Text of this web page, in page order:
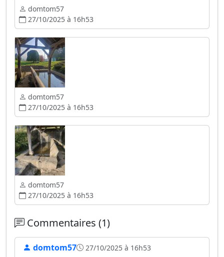
domtom57
27/10/2025 à 16h53
domtom57
27/10/2025 à 16h53
domtom57
27/10/2025 à 16h53
Commentaires (1)
domtom57 27/10/2025 à 16h53